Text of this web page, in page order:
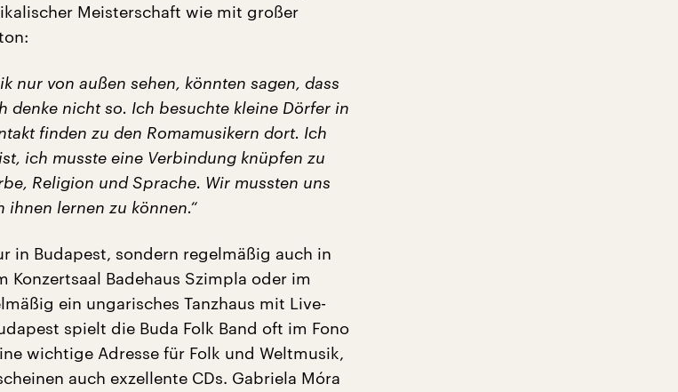
Meisterschaft wie mit großer
nur von außen sehen, könnten sagen, dass
denke nicht so. Ich besuchte kleine Dörfer in
finden zu den Romamusikern dort. Ich
ich musste eine Verbindung knüpfen zu
Religion und Sprache. Wir mussten uns
ihnen lernen zu können.“
in Budapest, sondern regelmäßig auch in
Konzertsaal Badehaus Szimpla oder im
ein ungarisches Tanzhaus mit Live-
spielt die Buda Folk Band oft im Fono
wichtige Adresse für Folk und Weltmusik,
auch exzellente CDs. Gabriela Móra